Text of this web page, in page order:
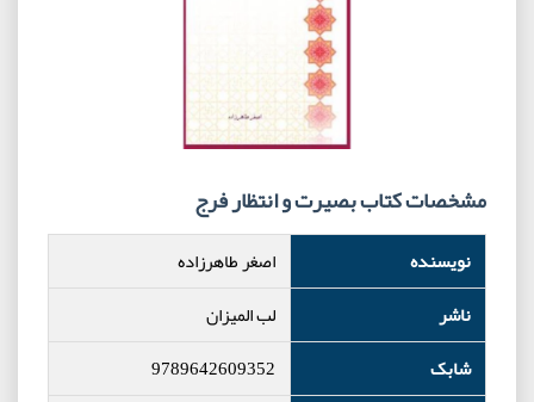
مشخصات کتاب بصیرت و انتظار فرج
نویسنده
اصغر طاهرزاده
ناشر
لب المیزان
شابک
9789642609352